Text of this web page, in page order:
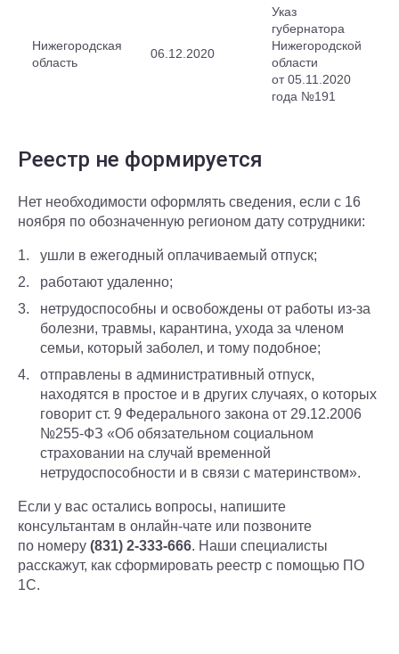
Нижегородская
область
06.12.2020
Указ
губернатора
Нижегородской
области
от 05.11.2020
года №191
Реестр не формируется
Нет необходимости оформлять сведения, если с 16
ноября по обозначенную регионом дату сотрудники:
ушли в ежегодный оплачиваемый отпуск;
работают удаленно;
нетрудоспособны и освобождены от работы из-за
болезни, травмы, карантина, ухода за членом
семьи, который заболел, и тому подобное;
отправлены в административный отпуск,
находятся в простое и в других случаях, о которых
говорит ст. 9 Федерального закона от 29.12.2006
№255-ФЗ «Об обязательном социальном
страховании на случай временной
нетрудоспособности и в связи с материнством».
Если у вас остались вопросы, напишите
консультантам в онлайн-чате или позвоните
по номеру (831) 2-333-666. Наши специалисты
расскажут, как сформировать реестр с помощью ПО
1С.